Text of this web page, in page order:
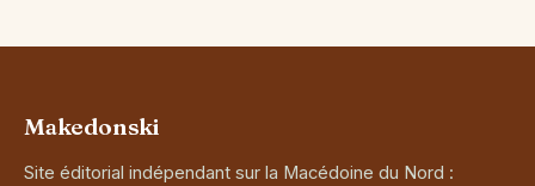
Makedonski
Site éditorial indépendant sur la Macédoine du Nord :